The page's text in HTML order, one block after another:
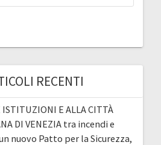
RECENTI
ISTITUZIONI E ALLA CITTÀ
DI VENEZIA tra incendi e
nuovo Patto per la Sicurezza,